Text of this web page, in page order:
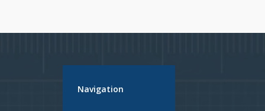
Navigation